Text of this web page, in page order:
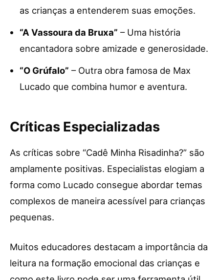
as crianças a entenderem suas emoções.
“A Vassoura da Bruxa” – Uma história
encantadora sobre amizade e generosidade.
“O Grúfalo” – Outra obra famosa de Max
Lucado que combina humor e aventura.
Críticas Especializadas
As críticas sobre “Cadê Minha Risadinha?” são
amplamente positivas. Especialistas elogiam a
forma como Lucado consegue abordar temas
complexos de maneira acessível para crianças
pequenas.
Muitos educadores destacam a importância da
leitura na formação emocional das crianças e